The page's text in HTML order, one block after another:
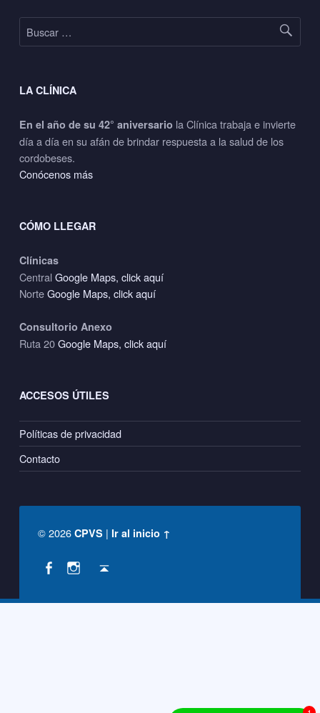
Buscar:
LA CLÍNICA
En el año de su 42° aniversario la Clínica trabaja e invierte
día a día en su afán de brindar respuesta a la salud de los
cordobeses.
Conócenos más
CÓMO LLEGAR
Clínicas
CentralGoogle Maps, click aquí
NorteGoogle Maps, click aquí
Consultorio Anexo
Ruta 20Google Maps, click aquí
ACCESOS ÚTILES
Políticas de privacidad
Contacto
© 2026 CPVS| Ir al inicio ↑
Social Menu